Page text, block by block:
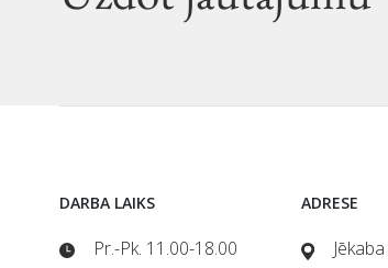
DARBA LAIKS
Pr.-Pk. 11.00-18.00
ADRESE